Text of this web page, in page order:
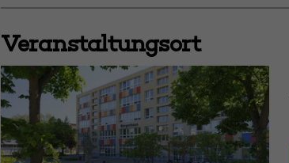
Veranstaltungsort